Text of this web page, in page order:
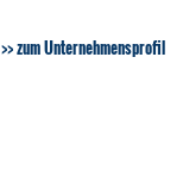
zum Unternehmensprofil